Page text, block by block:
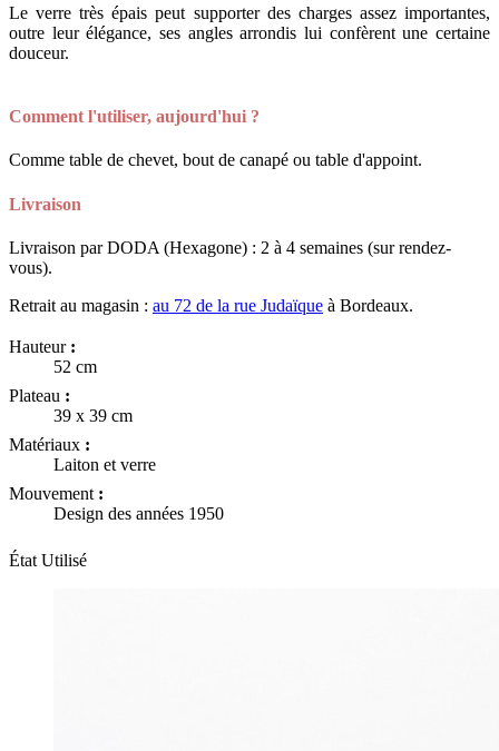
Le verre très épais peut supporter des charges assez importantes,
outre leur élégance, ses angles arrondis lui confèrent une certaine
douceur.
Comment l'utiliser, aujourd'hui ?
Comme table de chevet, bout de canapé ou table d'appoint.
Livraison
Livraison par DODA (Hexagone) : 2 à 4 semaines (sur rendez-
vous).
Retrait au magasin : au 72 de la rue Judaïque à Bordeaux.
Hauteur :
52 cm
Plateau :
39 x 39 cm
Matériaux :
Laiton et verre
Mouvement :
Design des années 1950
État Utilisé